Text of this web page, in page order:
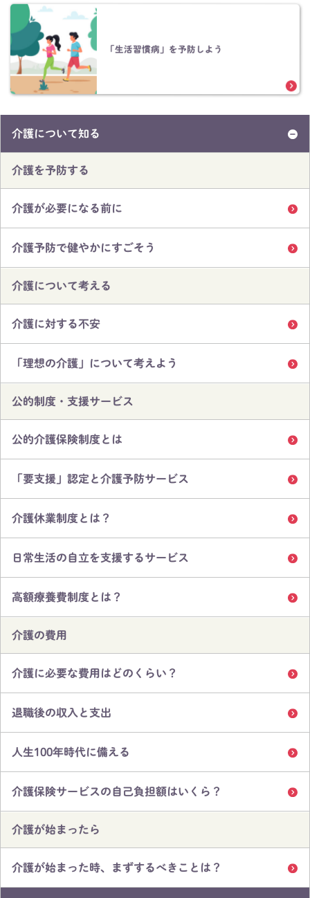
「生活習慣病」を予防しよう
介護について知る
介護を予防する
介護が必要になる前に
介護予防で健やかにすごそう
介護について考える
介護に対する不安
「理想の介護」について考えよう
公的制度・支援サービス
公的介護保険制度とは
「要支援」認定と介護予防サービス
介護休業制度とは？
日常生活の自立を支援するサービス
高額療養費制度とは？
介護の費用
介護に必要な費用はどのくらい？
退職後の収入と支出
人生100年時代に備える
介護保険サービスの自己負担額はいくら？
介護が始まったら
介護が始まった時、まずするべきことは？